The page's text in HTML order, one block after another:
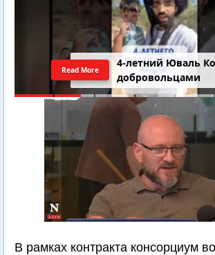
4-летний Юваль
добровольцами
Read More
В рамках контракта консорциум